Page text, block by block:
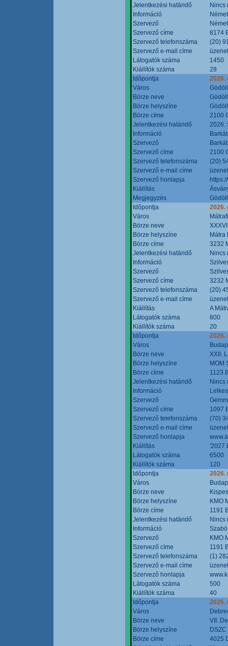
Jelentkezési határidő
Nincs
Információ
Szervező
Szervező címe
8174
Szervező telefonszáma
(20)
Szervező e-mail címe
Látogatók száma
1450
Kiállítók száma
28
Időpontja
2026.
Város
Börze neve
Börze helyszíne
Börze címe
2100
Jelentkezési határidő
2026.
Információ
Szervező
Szervező címe
2100
Szervező telefonszáma
(20)
Szervező e-mail címe
Szervező honlapja
Kiállítás
Megjegyzés
Időpontja
2026.
Város
Börze neve
Börze helyszíne
Mátra
Börze címe
3232
Jelentkezési határidő
Nincs
Információ
Szervező
Szervező címe
3232
Szervező telefonszáma
(20)
Szervező e-mail címe
Kiállítás
A
Látogatók száma
800
Kiállítók száma
20
Időpontja
2026.
Város
Börze neve
XXII.
Börze helyszíne
MOM
Börze címe
1123
Jelentkezési határidő
Nincs
Információ
Szervező
Szervező címe
1097
Szervező telefonszáma
(70)
Szervező e-mail címe
Szervező honlapja
Kiállítás
'2027
Látogatók száma
6500
Kiállítók száma
120
Időpontja
2026.
Város
Börze neve
Börze helyszíne
KMO
Börze címe
1191
Jelentkezési határidő
Nincs
Információ
Szervező
KMO
Szervező címe
1191
Szervező telefonszáma
(1)
Szervező e-mail címe
Szervező honlapja
Látogatók száma
500
Kiállítók száma
40
Időpontja
2026.
Város
Börze neve
VII.
Börze helyszíne
Börze címe
4025